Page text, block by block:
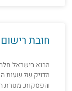
חובת
מבוא בישראל
מדויק של שעות
והפסקות. מטרת